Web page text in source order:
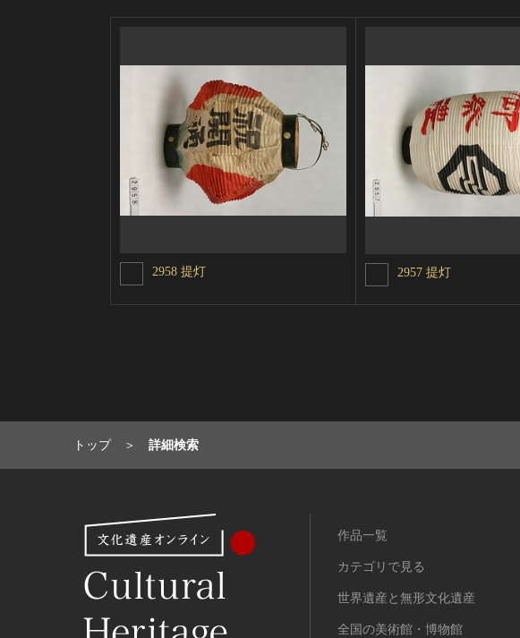
2958 提灯 2957 提灯
トップ 詳細検索
作品一覧
カテゴリで見る
世界遺産と無形文化遺産
全国の美術館・博物館